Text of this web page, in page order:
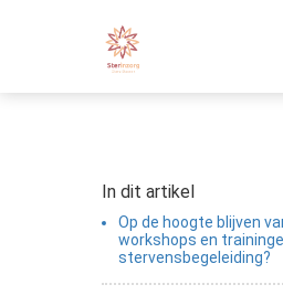
In dit artikel
Op de hoogte blijven
workshops en
stervensbegeleiding?